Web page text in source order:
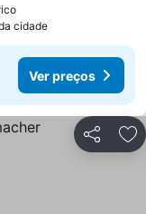
cidade
Ver preços
Partilhar